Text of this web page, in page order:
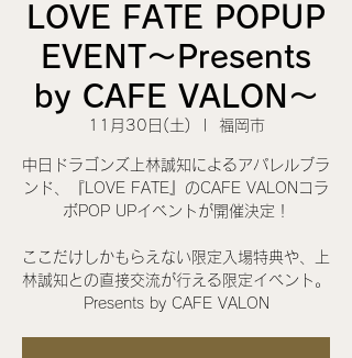
LOVE FATE POPUP
EVENT〜Presents
by CAFE VALON〜
11月30日(土) 福岡市
中日ドラゴンズ上林誠知によるアパレルブラ
ンド、『LOVE FATE』のCAFE VALONコラ
ボPOP UPイベントが開催決定！
ここだけしかもらえない限定入場特典や、上
林誠知との直接交流が行える限定イベント。
Presents by CAFE VALON